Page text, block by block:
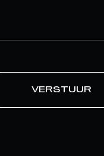
VERSTUUR